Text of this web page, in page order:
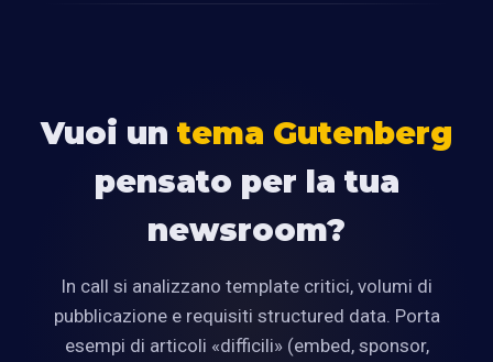
Vuoi un tema Gutenberg
pensato per la tua
newsroom?
In call si analizzano template critici, volumi di
pubblicazione e requisiti structured data. Porta
esempi di articoli «difficili» (embed, sponsor,